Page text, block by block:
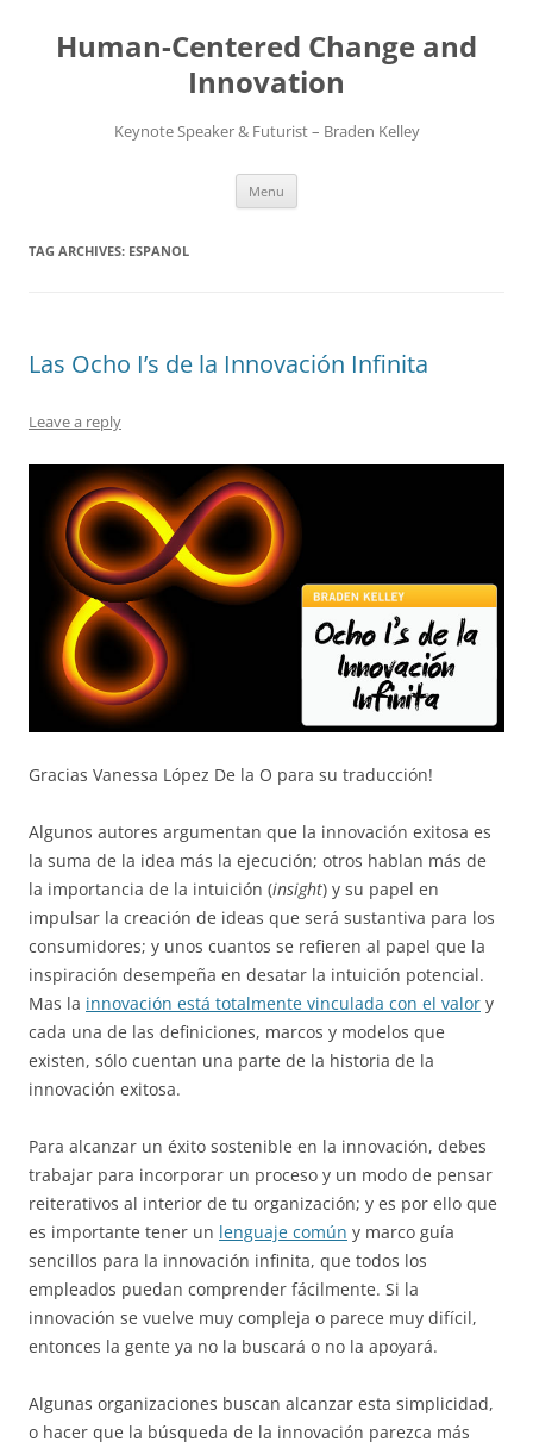
content
Human-Centered Change and
Innovation
Keynote Speaker & Futurist – Braden Kelley
Menu
TAG ARCHIVES: ESPANOL
Las Ocho I’s de la Innovación Infinita
Leave a reply
Gracias Vanessa López De la O para su traducción!
Algunos autores argumentan que la innovación exitosa es
la suma de la idea más la ejecución; otros hablan más de
la importancia de la intuición (insight) y su papel en
impulsar la creación de ideas que será sustantiva para los
consumidores; y unos cuantos se refieren al papel que la
inspiración desempeña en desatar la intuición potencial.
Mas la innovación está totalmente vinculada con el valor y
cada una de las definiciones, marcos y modelos que
existen, sólo cuentan una parte de la historia de la
innovación exitosa.
Para alcanzar un éxito sostenible en la innovación, debes
trabajar para incorporar un proceso y un modo de pensar
reiterativos al interior de tu organización; y es por ello que
es importante tener un lenguaje común y marco guía
sencillos para la innovación infinita, que todos los
empleados puedan comprender fácilmente. Si la
innovación se vuelve muy compleja o parece muy difícil,
entonces la gente ya no la buscará o no la apoyará.
Algunas organizaciones buscan alcanzar esta simplicidad,
o hacer que la búsqueda de la innovación parezca más